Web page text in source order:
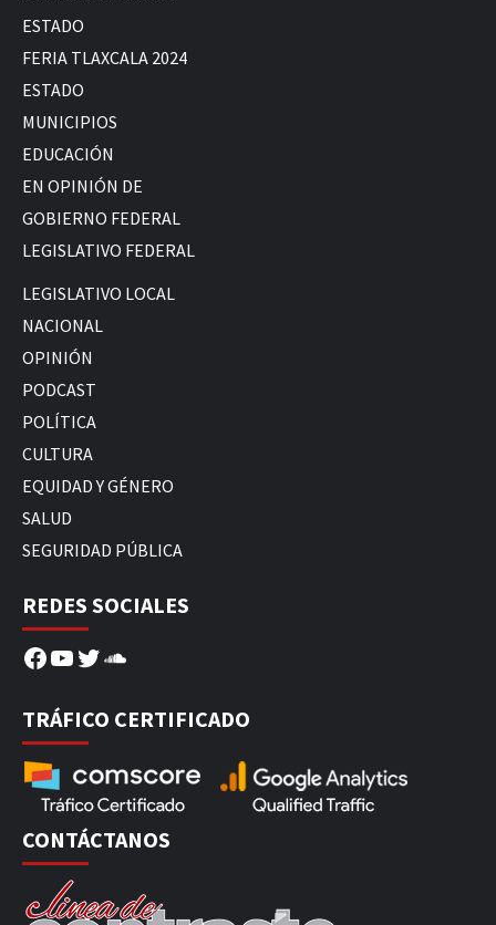
ESTADO
FERIA TLAXCALA 2024
ESTADO
MUNICIPIOS
EDUCACIÓN
EN OPINIÓN DE
GOBIERNO FEDERAL
LEGISLATIVO FEDERAL
LEGISLATIVO LOCAL
NACIONAL
OPINIÓN
PODCAST
POLÍTICA
CULTURA
EQUIDAD Y GÉNERO
SALUD
SEGURIDAD PÚBLICA
REDES SOCIALES
Facebook
YouTube
Twitter
SoundCloud
TRÁFICO CERTIFICADO
CONTÁCTANOS